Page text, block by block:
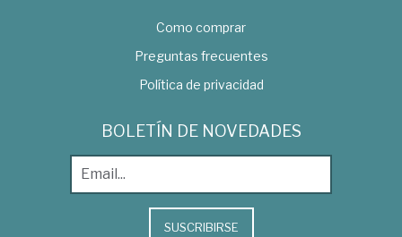
Como comprar
Preguntas frecuentes
Política de privacidad
BOLETÍN DE NOVEDADES
SUSCRIBIRSE